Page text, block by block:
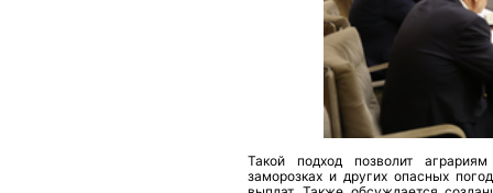
Такой подход позволит
заморозках и других опасных